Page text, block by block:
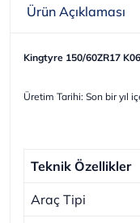
Ürün Açıklaması
Kingtyre 150/60ZR17
Üretim Tarihi: Son bir yıl
Teknik Özellikler
Araç Tipi